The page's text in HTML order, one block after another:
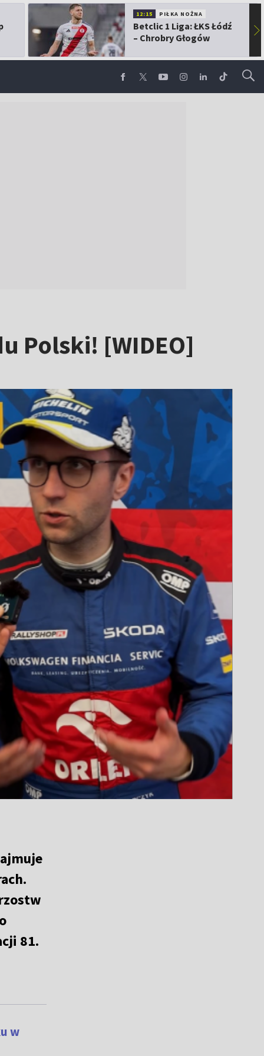
12:15 PIŁKA NOŻNA
Betclic 1 Liga: ŁKS Łódź
– Chrobry Głogów
▶
Polski! [WIDEO]
81.
w